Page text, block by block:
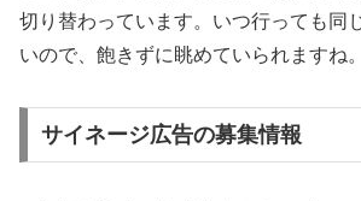
切り替わっています。いつ行っても同
いので、飽きずに眺めていられますね。
サイネージ広告の募集情報